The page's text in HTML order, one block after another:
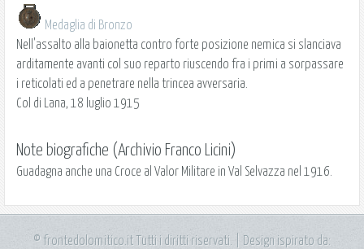
Medaglia di Bronzo
Nell'assalto alla baionetta contro forte posizione nemica si slanciava
arditamente avanti col suo reparto riuscendo fra i primi a sorpassare
i reticolati ed a penetrare nella trincea avversaria.
Col di Lana, 18 luglio 1915
Note biografiche (Archivio Franco Licini)
Guadagna anche una Croce al Valor Militare in Val Selvazza nel 1916.
© frontedolomitico.it Tutti i diritti riservati. | Design ispirato da: